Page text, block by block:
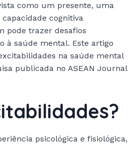
como um presente, uma
cognitiva
pode trazer desafios
à saúde mental. Este artigo
na saúde mental
publicada no ASEAN Journal
psicológica e fisiológica,